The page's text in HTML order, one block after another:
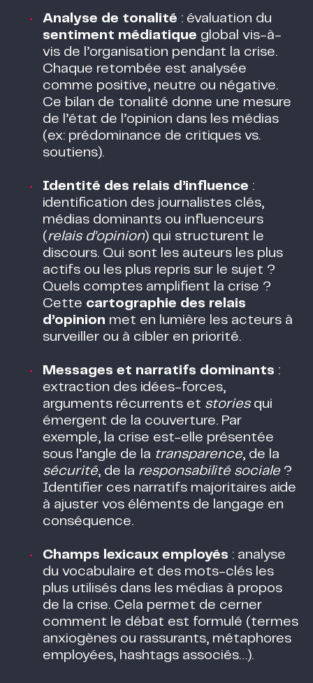
Analyse de tonalité : évaluation du
sentiment médiatique global vis-à-
vis de l’organisation pendant la crise.
Chaque retombée est analysée
comme positive, neutre ou négative.
Ce bilan de tonalité donne une mesure
de l’état de l’opinion dans les médias
(ex: prédominance de critiques vs.
soutiens)​.
Identité des relais d’influence :
identification des journalistes clés,
médias dominants ou influenceurs
(relais d’opinion) qui structurent le
discours. Qui sont les auteurs les plus
actifs ou les plus repris sur le sujet ?
Quels comptes amplifient la crise ?
Cette cartographie des relais
d’opinion met en lumière les acteurs à
surveiller ou à cibler en priorité.
Messages et narratifs dominants :
extraction des idées-forces,
arguments récurrents et storiesqui
émergent de la couverture. Par
exemple, la crise est-elle présentée
sous l’angle de la transparence, de la
sécurité, de la responsabilité sociale?
Identifier ces narratifs majoritaires aide
à ajuster vos éléments de langage en
conséquence​.
Champs lexicaux employés : analyse
du vocabulaire et des mots-clés les
plus utilisés dans les médias à propos
de la crise. Cela permet de cerner
comment le débat est formulé (termes
anxiogènes ou rassurants, métaphores
employées, hashtags associés…).